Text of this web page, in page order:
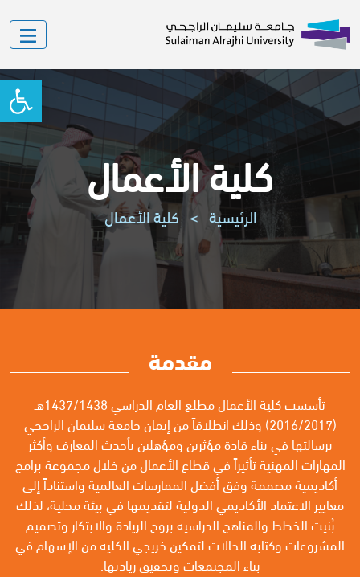
كلية الأعمال
الرئيسية > كلية الأعمال
مقدمة
تأسست كلية الأعمال مطلع العام الدراسي 1437/1438هـ
(2016/2017) وذلك انطلاقاً من إيمان جامعة سليمان الراجحي
برسالتها في بناء قادة مؤثرين ومؤهلين بأحدث المعارف وأكثر
المهارات المهنية تأثيراً في قطاع الأعمال من خلال مجموعة برامج
أكاديمية مصممة وفق أفضل الممارسات العالمية واستناداً إلى
معايير الاعتماد الأكاديمي الدولية لتقديمها في بيئة محلية، لذلك
بُنيت الخطط والمناهج الدراسية بروح الريادة والابتكار وتصميم
المشروعات وكتابة الحالات لتمكين خريجي الكلية من الإسهام في
بناء المجتمعات وتحقيق ريادتها.